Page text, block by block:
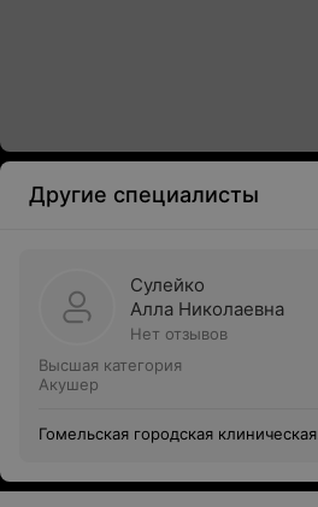
Другие специалисты
Сулейко
Алла Николаевна
Нет отзывов
Высшая категория
Акушер
Гомельская городская клиническая